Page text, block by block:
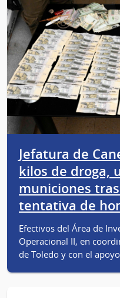
Jefatura de
kilos de droga,
municiones
tentativa de
Efectivos del Área de
Operacional II, en
de Toledo y con el